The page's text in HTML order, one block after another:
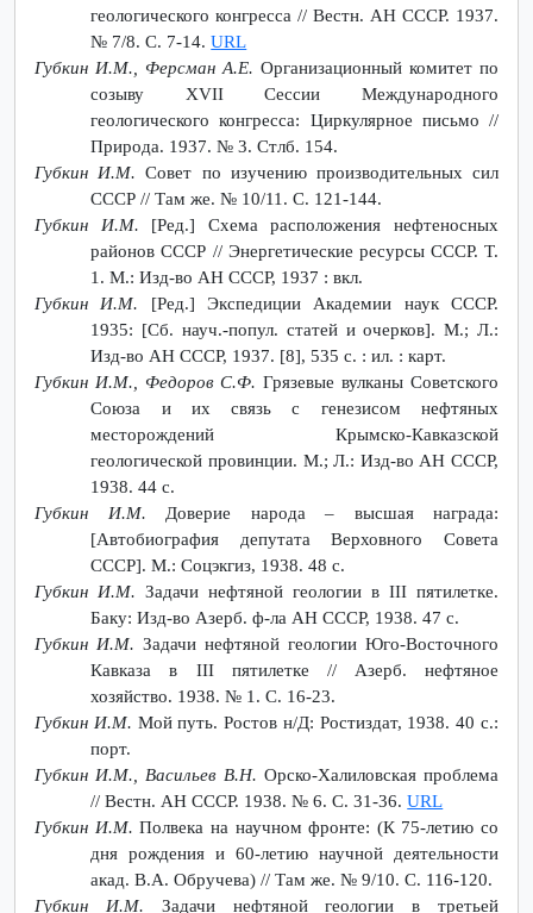
геологического конгресса // Вестн. АН CССP. 1937.
№ 7/8. С. 7-14.URL
Губкин И.М., Ферсман А.Е. Организационный комитет по
созыву XVII Cессии Международного
геологического конгресса: Циркулярное письмо //
Природа. 1937. № 3. Стлб. 154.
Губкин И.М.Совет по изучению производительных сил
СССР // Там же. № 10/11. С. 121-144.
Губкин И.М. [Ред.] Схема расположения нефтеносных
районов СССР // Энергетические ресурсы СССР. Т.
1. М.: Изд-во АН СССР, 1937 : вкл.
Губкин И.М. [Ред.] Экспедиции Академии наук СCCP.
1935: [Сб. науч.-попул. статей и очерков]. M.; Л.:
Изд-во АН СССР, 1937. [8], 535 с. : ил. : карт.
Губкин И.М., Федоров С.Ф.Грязевые вулканы Советского
Союза и их связь с генезисом нефтяных
месторождений Крымско-Кавказской
геологической провинции. M.; Л.: Изд-во АН СССР,
1938. 44 с.
Губкин И.М. Доверие народа – высшая награда:
[Автобиография депутата Верховного Совета
СССР]. М.: Соцэкгиз, 1938. 48 с.
Губкин И.М. Задачи нефтяной геологии в III пятилетке.
Баку: Изд-во Азерб. ф-ла АН СССР, 1938. 47 с.
Губкин И.М. Задачи нефтяной геологии Юго-Восточного
Кавказа в III пятилетке // Азерб. нефтяное
хозяйство. 1938. № 1. С. 16-23.
Губкин И.М. Мой путь. Ростов н/Д: Ростиздат, 1938. 40 с.:
порт.
Губкин И.М., Васильев В.Н. Орско-Халиловская проблема
// Вестн. АН СССР. 1938. № 6. С. 31-36.URL
Губкин И.М.Полвека на научном фронте: (К 75-летию со
дня рождения и 60-летию научной деятельности
акад. В.А. Обручева) // Там же. № 9/10. С. 116-120.
Губкин И.М. Задачи нефтяной геологии в третьей